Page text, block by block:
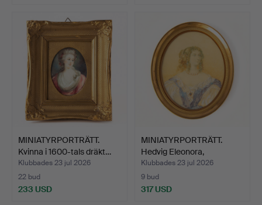
MINIATYRPORTRÄTT.
Kvinna i 1600-tals dräkt…
Klubbades 23 jul 2026
22 bud
233 USD
MINIATYRPORTRÄTT.
Hedvig Eleonora,
gouache…
Klubbades 23 jul 2026
9 bud
317 USD